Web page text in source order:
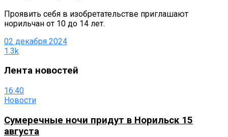
Проявить себя в изобретательстве приглашают
норильчан от 10 до 14 лет.
02 декабря 2024
1.3k
Лента новостей
16:40
Новости
Сумеречные ночи придут в Норильск 15
августа